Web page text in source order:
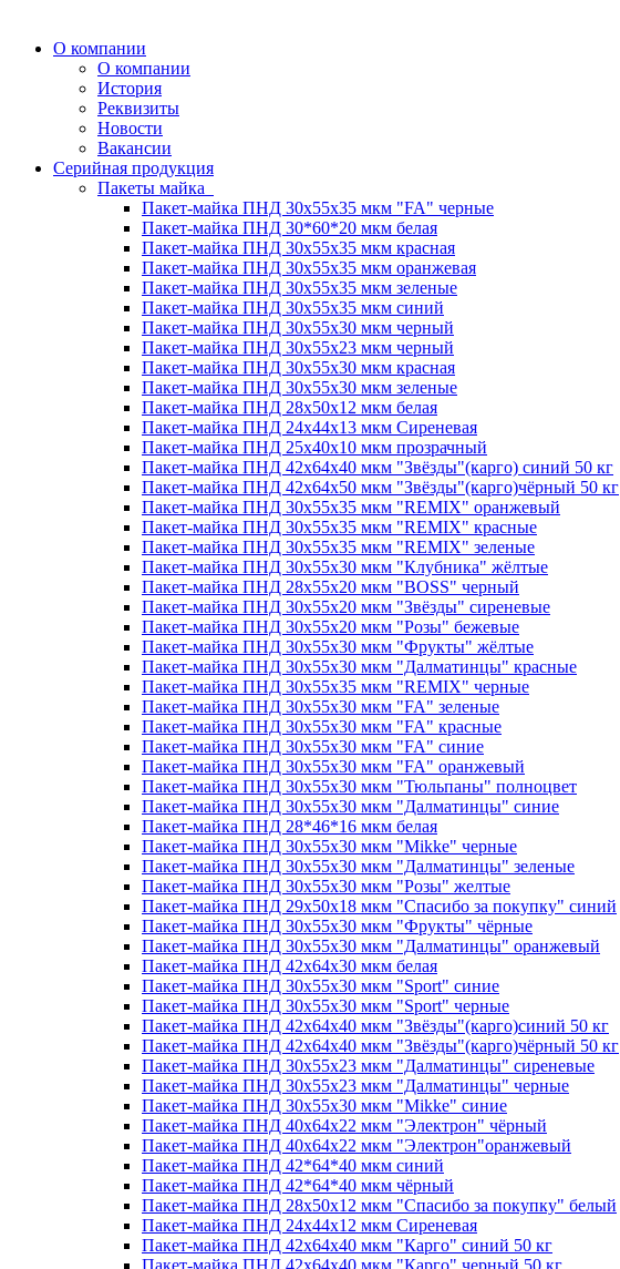
О компании
О компании
История
Реквизиты
Новости
Вакансии
Серийная продукция
Пакеты майка
Пакет-майка ПНД 30х55х35 мкм "FA" черные
Пакет-майка ПНД 30*60*20 мкм белая
Пакет-майка ПНД 30х55х35 мкм красная
Пакет-майка ПНД 30х55х35 мкм оранжевая
Пакет-майка ПНД 30х55х35 мкм зеленые
Пакет-майка ПНД 30х55х35 мкм синий
Пакет-майка ПНД 30х55х30 мкм черный
Пакет-майка ПНД 30х55х23 мкм черный
Пакет-майка ПНД 30х55х30 мкм красная
Пакет-майка ПНД 30х55х30 мкм зеленые
Пакет-майка ПНД 28x50x12 мкм белая
Пакет-майка ПНД 24х44х13 мкм Сиреневая
Пакет-майка ПНД 25x40x10 мкм прозрачный
Пакет-майка ПНД 42х64х40 мкм "Звёзды"(карго) синий 50 кг
Пакет-майка ПНД 42х64х50 мкм "Звёзды"(карго)чёрный 50 кг
Пакет-майка ПНД 30х55х35 мкм "REMIX" оранжевый
Пакет-майка ПНД 30х55х35 мкм "REMIX" красные
Пакет-майка ПНД 30х55х35 мкм "REMIX" зеленые
Пакет-майка ПНД 30х55х30 мкм "Клубника" жёлтые
Пакет-майка ПНД 28х55х20 мкм "BOSS" черный
Пакет-майка ПНД 30х55х20 мкм "Звёзды" сиреневые
Пакет-майка ПНД 30х55х20 мкм "Розы" бежевые
Пакет-майка ПНД 30х55х30 мкм "Фрукты" жёлтые
Пакет-майка ПНД 30х55х30 мкм "Далматинцы" красные
Пакет-майка ПНД 30х55х35 мкм "REMIX" черные
Пакет-майка ПНД 30х55х30 мкм "FA" зеленые
Пакет-майка ПНД 30х55х30 мкм "FA" красные
Пакет-майка ПНД 30х55х30 мкм "FA" синие
Пакет-майка ПНД 30х55х30 мкм "FA" оранжевый
Пакет-майка ПНД 30х55х30 мкм "Тюльпаны" полноцвет
Пакет-майка ПНД 30х55х30 мкм "Далматинцы" синие
Пакет-майка ПНД 28*46*16 мкм белая
Пакет-майка ПНД 30х55х30 мкм "Mikke" черные
Пакет-майка ПНД 30х55х30 мкм "Далматинцы" зеленые
Пакет-майка ПНД 30х55х30 мкм "Розы" желтые
Пакет-майка ПНД 29х50х18 мкм "Спасибо за покупку" синий
Пакет-майка ПНД 30х55х30 мкм "Фрукты" чёрные
Пакет-майка ПНД 30х55х30 мкм "Далматинцы" оранжевый
Пакет-майка ПНД 42х64х30 мкм белая
Пакет-майка ПНД 30х55х30 мкм "Sport" синие
Пакет-майка ПНД 30х55х30 мкм "Sport" черные
Пакет-майка ПНД 42х64х40 мкм "Звёзды"(карго)синий 50 кг
Пакет-майка ПНД 42х64х40 мкм "Звёзды"(карго)чёрный 50 кг
Пакет-майка ПНД 30х55х23 мкм "Далматинцы" сиреневые
Пакет-майка ПНД 30х55х23 мкм "Далматинцы" черные
Пакет-майка ПНД 30х55х30 мкм "Mikke" синие
Пакет-майка ПНД 40х64х22 мкм "Электрон" чёрный
Пакет-майка ПНД 40х64х22 мкм "Электрон"оранжевый
Пакет-майка ПНД 42*64*40 мкм синий
Пакет-майка ПНД 42*64*40 мкм чёрный
Пакет-майка ПНД 28х50х12 мкм "Спасибо за покупку" белый
Пакет-майка ПНД 24х44х12 мкм Сиреневая
Пакет-майка ПНД 42х64х40 мкм "Карго" синий 50 кг
Пакет-майка ПНД 42х64х40 мкм "Карго" черный 50 кг